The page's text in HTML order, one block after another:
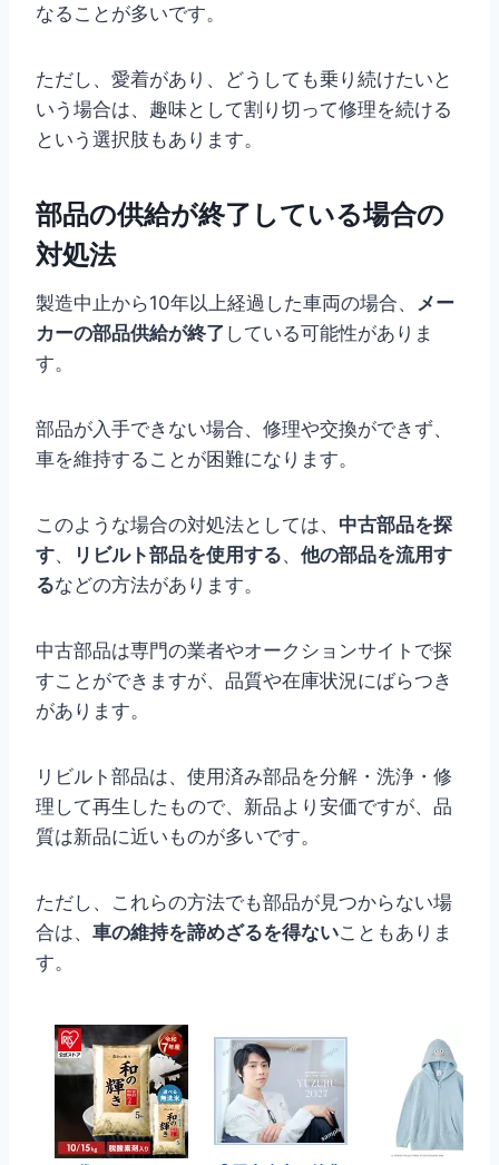
なることが多いです。
ただし、愛着があり、どうしても乗り続けたいと
いう場合は、趣味として割り切って修理を続ける
という選択肢もあります。
部品の供給が終了している場合の
対処法
製造中止から10年以上経過した車両の場合、 メー
カーの部品供給が終了 している可能性がありま
す。
部品が入手できない場合、修理や交換ができず、
車を維持することが困難になります。
このような場合の対処法としては、 中古部品を探
す、 リビルト部品を使用する、 他の部品を流用す
るなどの方法があります。
中古部品は専門の業者やオークションサイトで探
すことができますが、品質や在庫状況にばらつき
があります。
リビルト部品は、使用済み部品を分解・洗浄・修
理して再生したもので、新品より安価ですが、品
質は新品に近いものが多いです。
ただし、これらの方法でも部品が見つからない場
合は、 車の維持を諦めざるを得ないこともありま
す。